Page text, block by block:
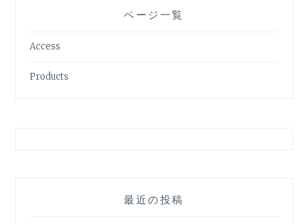
ページ一覧
Access
Products
最近の投稿